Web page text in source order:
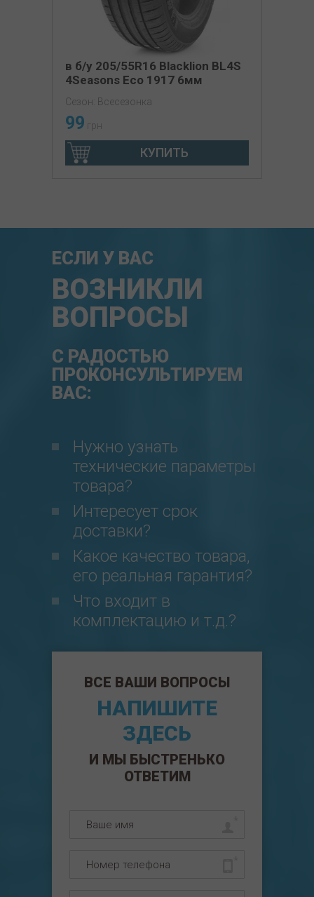
в б/у 205/55R16 Blacklion BL4S
4Seasons Eco 1917 6мм
Сезон: Всесезонка
99 грн
КУПИТЬ
ЕСЛИ У ВАС
ВОЗНИКЛИ
ВОПРОСЫ
С РАДОСТЬЮ
ПРОКОНСУЛЬТИРУЕМ
ВАС:
Нужно узнать
технические параметры
товара?
Интересует срок
доставки?
Какое качество товара,
его реальная гарантия?
Что входит в
комплектацию и т.д.?
ВСЕ ВАШИ ВОПРОСЫ
НАПИШИТЕ
ЗДЕСЬ
И МЫ БЫСТРЕНЬКО
ОТВЕТИМ